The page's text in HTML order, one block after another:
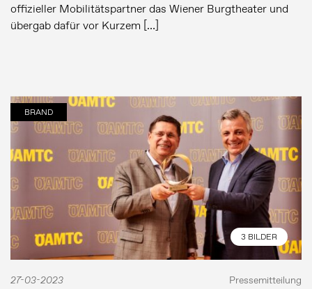
offizieller Mobilitätspartner das Wiener Burgtheater und
übergab dafür vor Kurzem […]
BRAND
3 BILDER
27-03-2023 Pressemitteilung